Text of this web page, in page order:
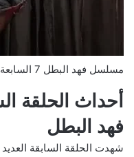
مسلسل فهد البطل 7 السابعة كاملة 2025 بدقة عالية
أحداث الحلقة
فهد البطل
شهدت الحلقة السابقة